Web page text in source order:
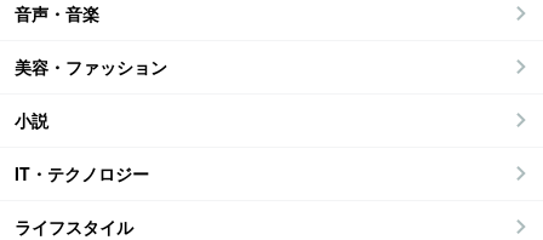
音声・音楽
美容・ファッション
小説
IT・テクノロジー
ライフスタイル